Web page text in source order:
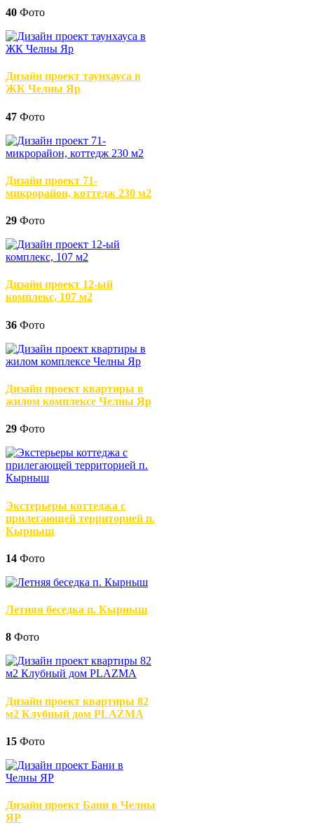
40 Фото
Дизайн проект таунхауса в
ЖК Челны Яр
47 Фото
Дизайн проект 71-
микрорайон, коттедж 230 м2
29 Фото
Дизайн проект 12-ый
комплекс, 107 м2
36 Фото
Дизайн проект квартиры в
жилом комплексе Челны Яр
29 Фото
Экстерьеры коттеджа с
прилегающей территорией п.
Кырныш
14 Фото
Летняя беседка п. Кырныш
8 Фото
Дизайн проект квартиры 82
м2 Клубный дом PLAZMA
15 Фото
Дизайн проект Бани в Челны
ЯР